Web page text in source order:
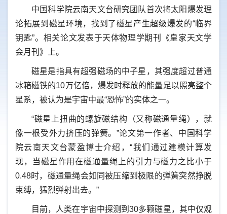
中国科学院云南天文台研究团队首次将太阳爆发理
论拓展到磁星环境，找到了磁星产生超级爆发的“临界
钥匙”。相关论文发表于天体物理学期刊《皇家天文学
会月刊》上。
磁星是指具有超强磁场的中子星，其强度超过普通
冰箱磁铁的10万亿倍，爆发时释放的能量足以照亮整个
星系，被认为是宇宙中最“恐怖”的实体之一。
“磁星上扭曲的螺旋磁结构（又称磁通量绳），就
像一根受外力挤压的弹簧。”论文第一作者、中国科学
院云南天文台蒙盈博士介绍，“我们通过建模计算发
现，当磁星作用在磁通量绳上的引力与磁力之比小于
0.48时，磁通量绳会如同被压缩到极限的弹簧突然挣脱
束缚，猛烈弹射出去。”
目前，人类在宇宙中探测到30多颗磁星，其中仅观